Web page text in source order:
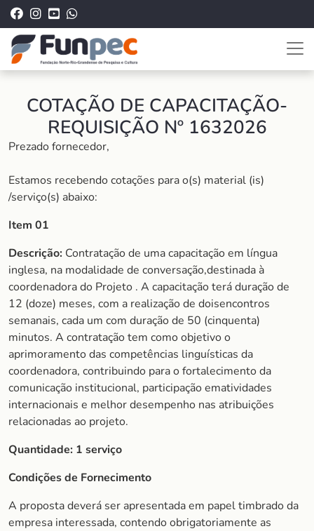
COTAÇÃO DE CAPACITAÇÃO-
REQUISIÇÃO Nº 1632026
Prezado fornecedor,
Estamos recebendo cotações para o(s) material (is)
/serviço(s) abaixo:
Item 01
Descrição: Contratação de uma capacitação em língua
inglesa, na modalidade de conversação,destinada à
coordenadora do Projeto . A capacitação terá duração de
12 (doze) meses, com a realização de doisencontros
semanais, cada um com duração de 50 (cinquenta)
minutos. A contratação tem como objetivo o
aprimoramento das competências linguísticas da
coordenadora, contribuindo para o fortalecimento da
comunicação institucional, participação ematividades
internacionais e melhor desempenho nas atribuições
relacionadas ao projeto.
Quantidade: 1 serviço
Condições de Fornecimento
A proposta deverá ser apresentada em papel timbrado da
empresa interessada, contendo obrigatoriamente as